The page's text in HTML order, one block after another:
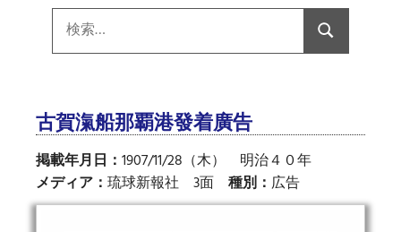
索:
検
索
古賀滊船那覇港發着廣告
掲載年月日： 1907/11/28（木） 明治４０年
メディア： 琉球新報社 3面 種別： 広告